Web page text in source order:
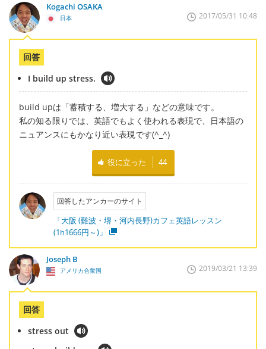
Kogachi OSAKA
日本 2017/05/31 10:48
回答
I build up stress.
build upは「蓄積する、増大する」などの意味です。
私の知る限りでは、英語でもよく使われる表現で、日本語の
ニュアンスにもかなり近い表現です(^_^)
役に立った 44
回答したアンカーのサイト
「大阪 (難波・堺・河内長野)カフェ英語レッスン
(1h1666円～)」
Joseph B
アメリカ合衆国 2019/03/21 13:39
回答
stress out